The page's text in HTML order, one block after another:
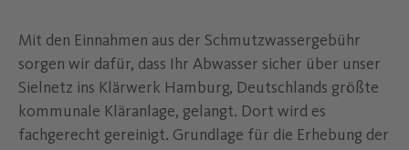
Mit den Einnahmen aus der Schmutzwassergebühr
sorgen wir dafür, dass Ihr Abwasser sicher über unser
Sielnetz ins Klärwerk Hamburg, Deutschlands größte
kommunale Kläranlage, gelangt. Dort wird es
fachgerecht gereinigt. Grundlage für die Erhebung der